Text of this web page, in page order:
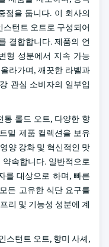
점을 둡니다. 이 회사의
스턴트 오트로 구성되어
결합합니다. 제품의 언
형 성분에서 지속 가능
라가며, 깨끗한 라벨과
관심 소비자의 일부입
통 롤드 오트, 다양한 향
밀 제품 컬렉션을 보유
양 강화 및 혁신적인 맛
속합니다. 일반적으로
를 대상으로 하며, 빠른
든 고유한 식단 요구를
리 및 기능성 성분에 계
스턴트 오트, 향미 사셰,